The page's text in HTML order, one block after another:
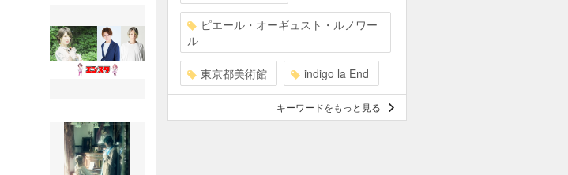
ピエール・オーギュスト・ルノワー
ル
東京都美術館 indigo la End
キーワードをもっと見る